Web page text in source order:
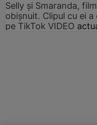
Selly și Smaranda,
obișnuit. Clipul cu ei
pe TikTok VIDEO